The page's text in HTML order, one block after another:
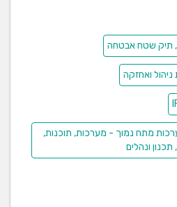
תיק שטח אבטחה
ניהול ואחזקה
מתח נמוך - מערכות, תוכנות,
תכנון ונהלים